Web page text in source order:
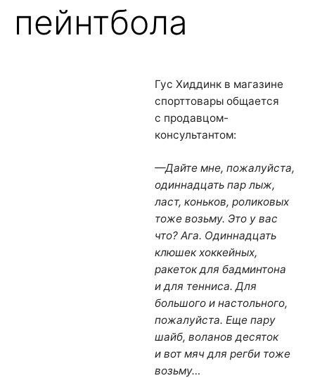
пейнтбола
Гус Хиддинк в магазине
спорттовары общается
с продавцом-
консультантом:
—Дайте мне, пожалуйста,
одиннадцать пар лыж,
ласт, коньков, роликовых
тоже возьму. Это у вас
что? Ага. Одиннадцать
клюшек хоккейных,
ракеток для бадминтона
и для тенниса. Для
большого и настольного,
пожалуйста. Еще пару
шайб, воланов десяток
и вот мяч для регби тоже
возьму…